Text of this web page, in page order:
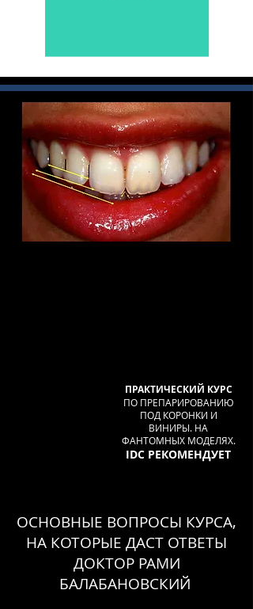
ПРАКТИЧЕСКИЙ КУРС
ПО ПРЕПАРИРОВАНИЮ
ПОД КОРОНКИ И
ВИНИРЫ. НА
ФАНТОМНЫХ МОДЕЛЯХ.
IDC РЕКОМЕНДУЕТ
ОСНОВНЫЕ ВОПРОСЫ КУРСА,
НА КОТОРЫЕ ДАСТ ОТВЕТЫ
ДОКТОР РАМИ
БАЛАБАНОВСКИЙ